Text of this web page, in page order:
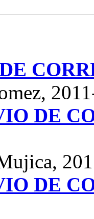
DE
DE